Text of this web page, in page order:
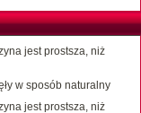
jest prostsza, niż
w sposób naturalny
jest prostsza, niż